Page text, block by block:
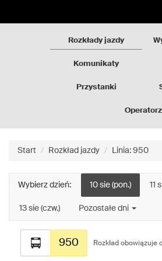
Rozkłady jazdy
Komunikaty
Przystanki
Start Rozkład jazdy Linia: 950
Wybierz dzień: 10 sie (pon.) 11
13 sie (czw.) Pozostałe dni
950
jazdy
Rozkład obowiązuje